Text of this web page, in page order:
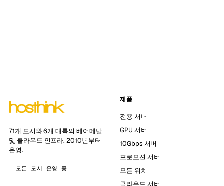
71개 도시와 6개 대륙의 베어메탈
및 클라우드 인프라. 2010년부터
운영.
모든 도시 운영 중
제품
전용 서버
GPU 서버
10Gbps 서버
프로모션 서버
모든 위치
클라우드 서버